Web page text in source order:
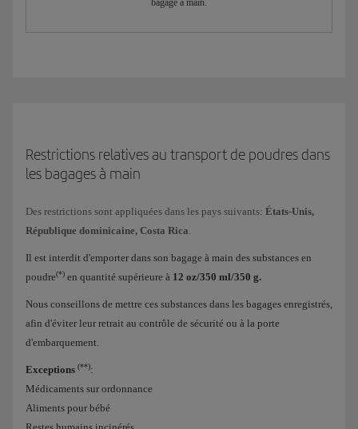
bagage à main.
Restrictions relatives au transport de poudres dans
les bagages à main
Des restrictions sont appliquées dans les pays suivants: États-Unis,
République dominicaine, Costa Rica.
Il est interdit d'emporter dans son bagage à main des substances en
poudre(*) en quantité supérieure à 12 oz/350 ml/350 g.
Nous conseillons de mettre ces substances dans les bagages enregistrés,
afin d'éviter leur retrait au contrôle de sécurité ou à la porte
d'embarquement.
Exceptions (**):
Médicaments sur ordonnance
Aliments pour bébé